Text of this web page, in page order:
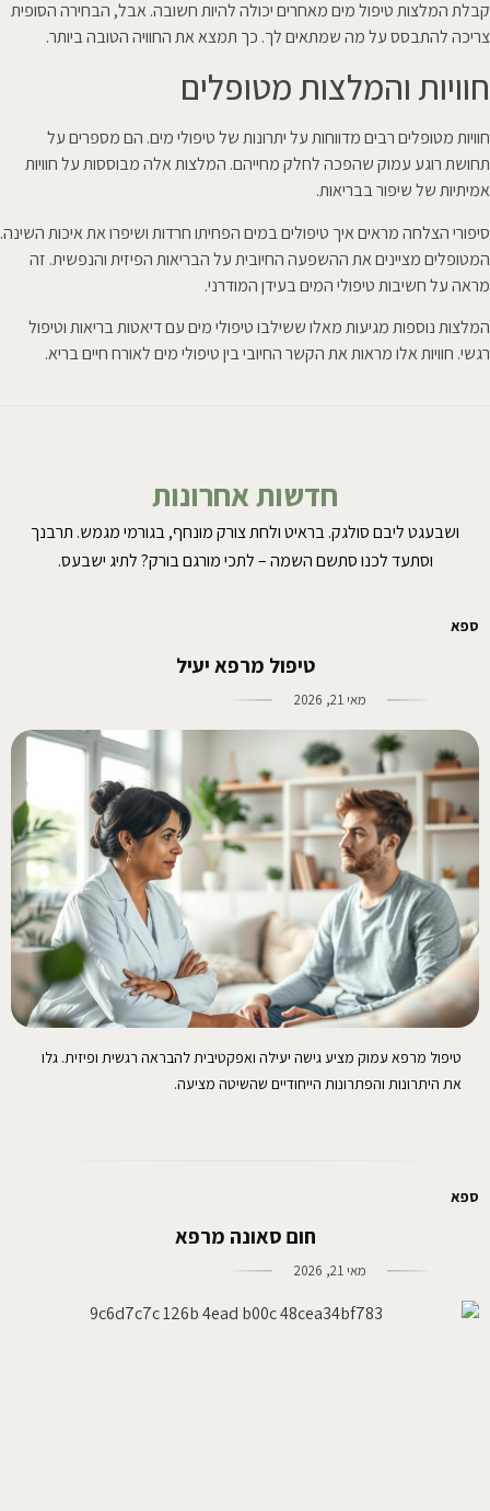
קבלת המלצות טיפול מים מאחרים יכולה להיות חשובה. אבל, הבחירה הסופית
צריכה להתבסס על מה שמתאים לך. כך תמצא את החוויה הטובה ביותר.
חוויות והמלצות מטופלים
חוויות מטופלים רבים מדווחות על יתרונות של טיפולי מים. הם מספרים על
תחושת רוגע עמוק שהפכה לחלק מחייהם. המלצות אלה מבוססות על חוויות
אמיתיות של שיפור בבריאות.
סיפורי הצלחה מראים איך טיפולים במים הפחיתו חרדות ושיפרו את איכות השינה.
המטופלים מציינים את ההשפעה החיובית על הבריאות הפיזית והנפשית. זה
מראה על חשיבות טיפולי המים בעידן המודרני.
המלצות נוספות מגיעות מאלו ששילבו טיפולי מים עם דיאטות בריאות וטיפול
רגשי. חוויות אלו מראות את הקשר החיובי בין טיפולי מים לאורח חיים בריא.
חדשות אחרונות
ושבעגט ליבם סולגק. בראיט ולחת צורק מונחף, בגורמי מגמש. תרבנך
וסתעד לכנו סתשם השמה – לתכי מורגם בורק? לתיג ישבעס.
ספא
טיפול מרפא יעיל
מאי 21, 2026
טיפול מרפא עמוק מציע גישה יעילה ואפקטיבית להבראה רגשית ופיזית. גלו
את היתרונות והפתרונות הייחודיים שהשיטה מציעה.
ספא
חום סאונה מרפא
מאי 21, 2026